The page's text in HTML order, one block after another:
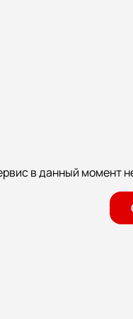
в данный момент